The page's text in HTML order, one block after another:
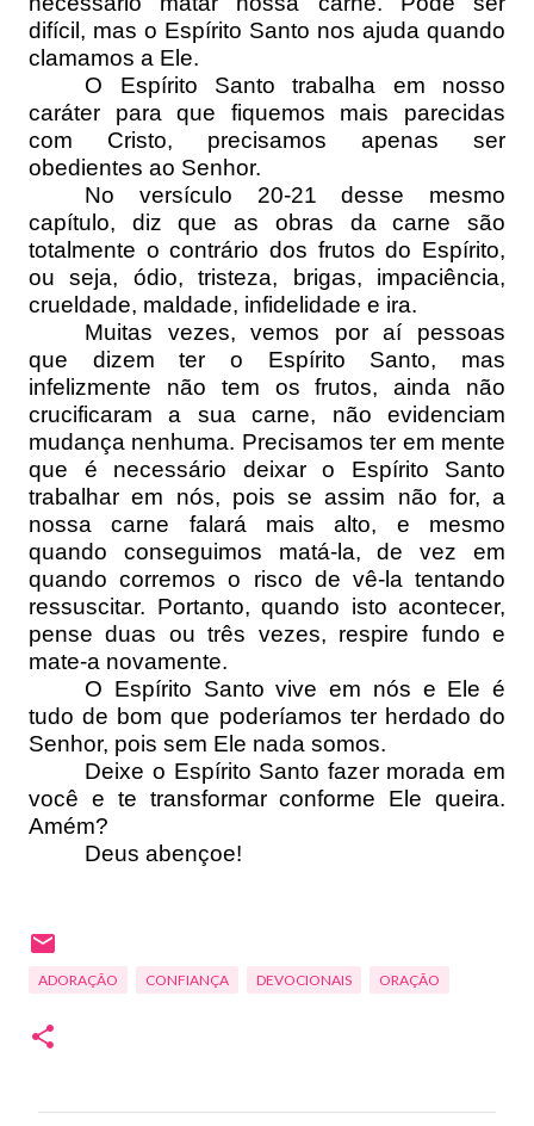
difícil, mas o Espírito Santo nos ajuda quando
clamamos a Ele.
O Espírito Santo trabalha em nosso
caráter para que fiquemos mais parecidas
com Cristo, precisamos apenas ser
obedientes ao Senhor.
No versículo 20-21 desse mesmo
capítulo, diz que as obras da carne são
totalmente o contrário dos frutos do Espírito,
ou seja, ódio, tristeza, brigas, impaciência,
crueldade, maldade, infidelidade e ira.
Muitas vezes, vemos por aí pessoas
que dizem ter o Espírito Santo, mas
infelizmente não tem os frutos, ainda não
crucificaram a sua carne, não evidenciam
mudança nenhuma. Precisamos ter em mente
que é necessário deixar o Espírito Santo
trabalhar em nós, pois se assim não for, a
nossa carne falará mais alto, e mesmo
quando conseguimos matá-la, de vez em
quando corremos o risco de vê-la tentando
ressuscitar. Portanto, quando isto acontecer,
pense duas ou três vezes, respire fundo e
mate-a novamente.
O Espírito Santo vive em nós e Ele é
tudo de bom que poderíamos ter herdado do
Senhor, pois sem Ele nada somos.
Deixe o Espírito Santo fazer morada em
você e te transformar conforme Ele queira.
Amém?
Deus abençoe!
ADORAÇÃO CONFIANÇA DEVOCIONAIS ORAÇÃO